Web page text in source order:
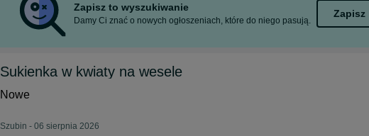
Zapisz to wyszukiwanie
Damy Ci znać o nowych ogłoszeniach, które do niego pasują.
Zapisz
Sukienka w kwiaty na wesele
Nowe
Szubin - 06 sierpnia 2026